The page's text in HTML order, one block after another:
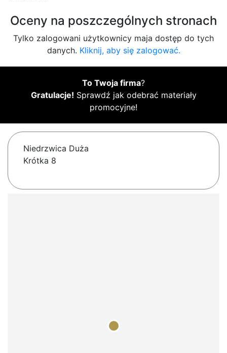
Oceny na poszczególnych stronach
Tylko zalogowani użytkownicy maja dostęp do tych
danych. Kliknij, aby się zalogować.
To Twoja firma?
Gratulacje! Sprawdź jak odebrać materiały
promocyjne!
Niedrzwica Duża
Krótka 8